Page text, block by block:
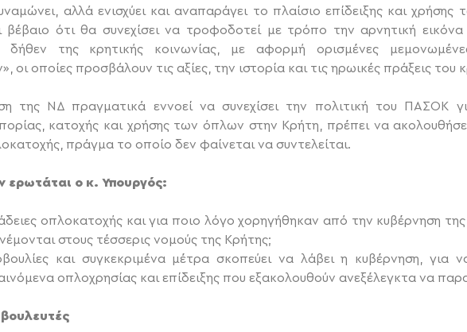
αλλά ενισχύει και αναπαράγει το πλαίσιο επίδειξης και
βέβαιο ότι θα συνεχίσει να τροφοδοτεί με τρόπο την αρνητική
δήθεν της κρητικής κοινωνίας, με αφορμή ορισμένες
οι οποίες προσβάλουν τις αξίες, την ιστορία και τις ηρωικές πράξεις του
της ΝΔ πραγματικά εννοεί να συνεχίσει την πολιτική του ΠΑΣΟΚ
κατοχής και χρήσης των όπλων στην Κρήτη, πρέπει να
πράγμα το οποίο δεν φαίνεται να συντελείται.
ερωτάται ο κ. Υπουργός:
οπλοκατοχής και για ποιο λόγο χορηγήθηκαν από την κυβέρνηση
στους τέσσερις νομούς της Κρήτης;
και συγκεκριμένα μέτρα σκοπεύει να λάβει η κυβέρνηση, για
οπλοχρησίας και επίδειξης που εξακολουθούν ανεξέλεγκτα να